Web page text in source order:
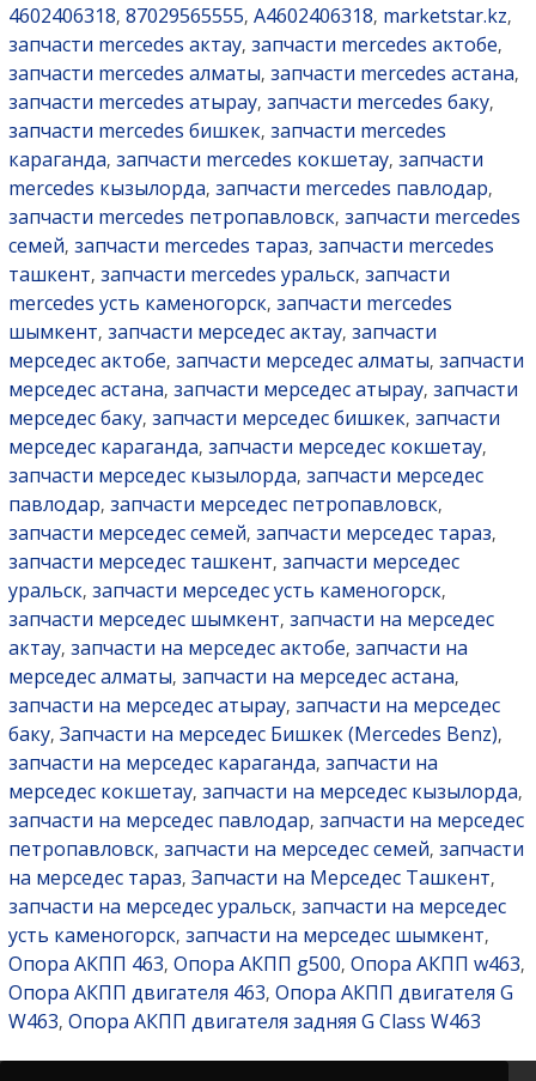
4602406318, 87029565555, A4602406318, marketstar.kz,
запчасти mercedes актау, запчасти mercedes актобе,
запчасти mercedes алматы, запчасти mercedes астана,
запчасти mercedes атырау, запчасти mercedes баку,
запчасти mercedes бишкек, запчасти mercedes
караганда, запчасти mercedes кокшетау, запчасти
mercedes кызылорда, запчасти mercedes павлодар,
запчасти mercedes петропавловск, запчасти mercedes
семей, запчасти mercedes тараз, запчасти mercedes
ташкент, запчасти mercedes уральск, запчасти
mercedes усть каменогорск, запчасти mercedes
шымкент, запчасти мерседес актау, запчасти
мерседес актобе, запчасти мерседес алматы, запчасти
мерседес астана, запчасти мерседес атырау, запчасти
мерседес баку, запчасти мерседес бишкек, запчасти
мерседес караганда, запчасти мерседес кокшетау,
запчасти мерседес кызылорда, запчасти мерседес
павлодар, запчасти мерседес петропавловск,
запчасти мерседес семей, запчасти мерседес тараз,
запчасти мерседес ташкент, запчасти мерседес
уральск, запчасти мерседес усть каменогорск,
запчасти мерседес шымкент, запчасти на мерседес
актау, запчасти на мерседес актобе, запчасти на
мерседес алматы, запчасти на мерседес астана,
запчасти на мерседес атырау, запчасти на мерседес
баку, Запчасти на мерседес Бишкек (Mercedes Benz),
запчасти на мерседес караганда, запчасти на
мерседес кокшетау, запчасти на мерседес кызылорда,
запчасти на мерседес павлодар, запчасти на мерседес
петропавловск, запчасти на мерседес семей, запчасти
на мерседес тараз, Запчасти на Мерседес Ташкент,
запчасти на мерседес уральск, запчасти на мерседес
усть каменогорск, запчасти на мерседес шымкент,
Опора АКПП 463, Опора АКПП g500, Опора АКПП w463,
Опора АКПП двигателя 463, Опора АКПП двигателя G
W463, Опора АКПП двигателя задняя G Class W463